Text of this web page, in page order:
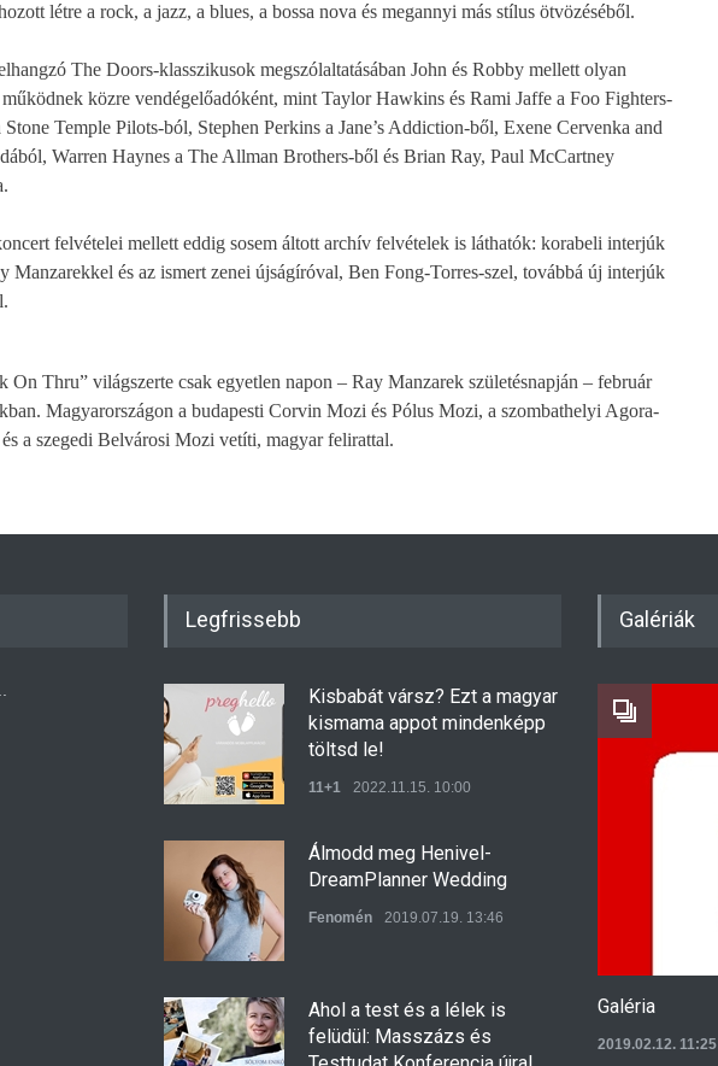
létre a rock, a jazz, a blues, a bossa nova és megannyi más stílus ötvözéséből.
The Doors-klasszikusok megszólaltatásában John és Robby mellett olyan
közre vendégelőadóként, mint Taylor Hawkins és Rami Jaffe a Foo Fighters-
Temple Pilots-ból, Stephen Perkins a Jane’s Addiction-ből, Exene Cervenka and
Warren Haynes a The Allman Brothers-ből és Brian Ray, Paul McCartney
felvételei mellett eddig sosem áltott archív felvételek is láthatók: korabeli interjúk
Manzarekkel és az ismert zenei újságíróval, Ben Fong-Torres-szel, továbbá új interjúk
On Thru” világszerte csak egyetlen napon – Ray Manzarek születésnapján – február
Magyarországon a budapesti Corvin Mozi és Pólus Mozi, a szombathelyi Agora-
a szegedi Belvárosi Mozi vetíti, magyar felirattal.
Legfrissebb
Kisbabát vársz? Ezt a magyar
kismama appot mindenképp
töltsd le!
11+1 2022.11.15. 10:00
Álmodd meg Henivel-
DreamPlanner Wedding
Fenomén 2019.07.19. 13:46
Ahol a test és a lélek is
felüdül: Masszázs és
Galériák
Galéria
2019.02.12. 11:25